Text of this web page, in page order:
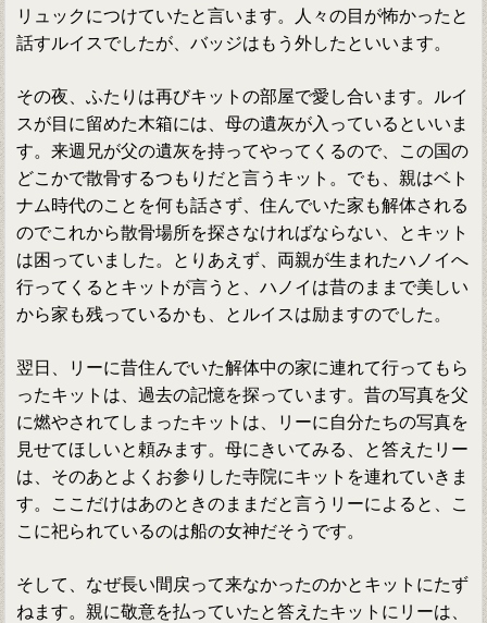
リュックにつけていたと言います。人々の目が怖かったと
話すルイスでしたが、バッジはもう外したといいます。
その夜、ふたりは再びキットの部屋で愛し合います。ルイ
スが目に留めた木箱には、母の遺灰が入っているといいま
す。来週兄が父の遺灰を持ってやってくるので、この国の
どこかで散骨するつもりだと言うキット。でも、親はベト
ナム時代のことを何も話さず、住んでいた家も解体される
のでこれから散骨場所を探さなければならない、とキット
は困っていました。とりあえず、両親が生まれたハノイへ
行ってくるとキットが言うと、ハノイは昔のままで美しい
から家も残っているかも、とルイスは励ますのでした。
翌日、リーに昔住んでいた解体中の家に連れて行ってもら
ったキットは、過去の記憶を探っています。昔の写真を父
に燃やされてしまったキットは、リーに自分たちの写真を
見せてほしいと頼みます。母にきいてみる、と答えたリー
は、そのあとよくお参りした寺院にキットを連れていきま
す。ここだけはあのときのままだと言うリーによると、こ
こに祀られているのは船の女神だそうです。
そして、なぜ長い間戻って来なかったのかとキットにたず
ねます。親に敬意を払っていたと答えたキットにリーは、